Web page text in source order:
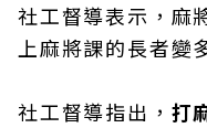
社工督導表示，麻
上麻將課的長者變
社工督導指出， 打